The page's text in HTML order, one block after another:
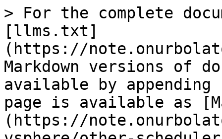
> For the complete
[llms.txt]
(https://
Markdown versions of
available by
page is available as
(https://